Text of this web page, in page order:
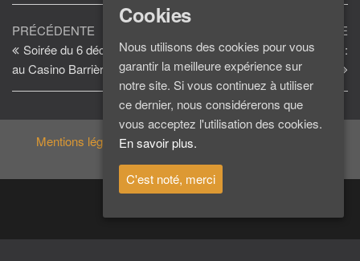
Navigation
de
l’article
Article
précédent
PRÉCÉDENTE
Soirée du 6 décembre 2017 :
au Casino Barrière
SUIVANTE
Soirée du 13 février 2018 :
Chez Carmen
Mentions légales
Cookies
Nous utilisons des cookies pour vous
garantir la meilleure expérience sur
notre site. Si vous continuez à utiliser
ce dernier, nous considérerons que
vous acceptez l'utilisation des cookies.
En savoir plus.
C'est noté, merci